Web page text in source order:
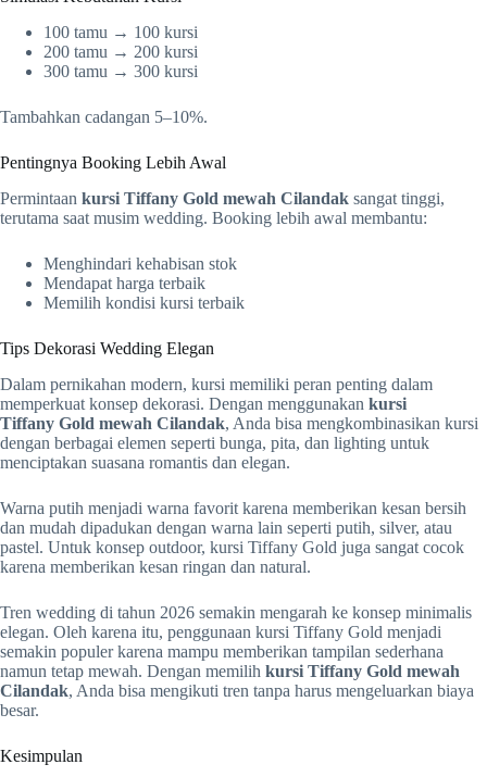
100 tamu → 100 kursi
200 tamu → 200 kursi
300 tamu → 300 kursi
Tambahkan cadangan 5–10%.
Pentingnya Booking Lebih Awal
Permintaan kursi Tiffany Gold mewah Cilandak sangat tinggi,
terutama saat musim wedding. Booking lebih awal membantu:
Menghindari kehabisan stok
Mendapat harga terbaik
Memilih kondisi kursi terbaik
Tips Dekorasi Wedding Elegan
Dalam pernikahan modern, kursi memiliki peran penting dalam
memperkuat konsep dekorasi. Dengan menggunakan kursi
Tiffany Gold mewah Cilandak, Anda bisa mengkombinasikan kursi
dengan berbagai elemen seperti bunga, pita, dan lighting untuk
menciptakan suasana romantis dan elegan.
Warna putih menjadi warna favorit karena memberikan kesan bersih
dan mudah dipadukan dengan warna lain seperti putih, silver, atau
pastel. Untuk konsep outdoor, kursi Tiffany Gold juga sangat cocok
karena memberikan kesan ringan dan natural.
Tren wedding di tahun 2026 semakin mengarah ke konsep minimalis
elegan. Oleh karena itu, penggunaan kursi Tiffany Gold menjadi
semakin populer karena mampu memberikan tampilan sederhana
namun tetap mewah. Dengan memilih kursi Tiffany Gold mewah
Cilandak, Anda bisa mengikuti tren tanpa harus mengeluarkan biaya
besar.
Kesimpulan